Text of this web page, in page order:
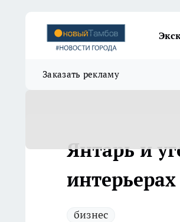
Заказать рекламу
Янтарь и
бизнес